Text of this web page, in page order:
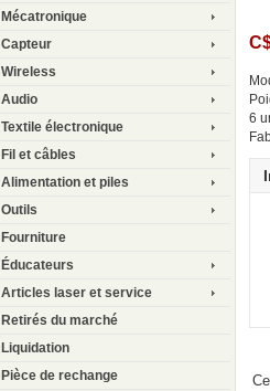
Mécatronique
Capteur
Wireless
Audio
Textile électronique
Fil et câbles
Alimentation et piles
Outils
Fourniture
Éducateurs
Articles laser et service
Retirés du marché
Liquidation
Pièce de rechange
6